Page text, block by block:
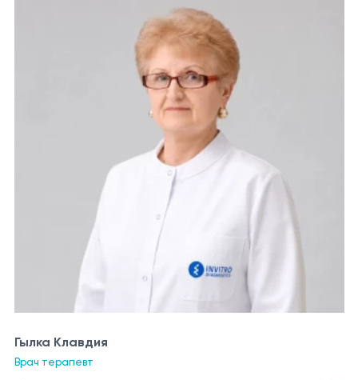
Гылка Клавдия
Врач терапевт